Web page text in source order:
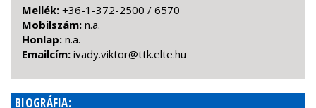
Mellék: +36-1-372-2500 / 6570
Mobilszám: n.a.
Honlap: n.a.
Emailcím: uh.etle.ktt@rotkiv.ydavi
BIOGRÁFIA: